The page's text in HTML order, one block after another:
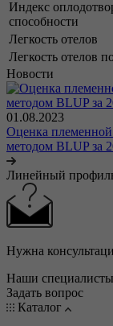
Индекс
способности
Легкость отелов
Легкость отелов
Новости
01.08.2023
Оценка племенной
методом BLUP за
Линейный
Нужна
Наши
Задать вопрос
Каталог